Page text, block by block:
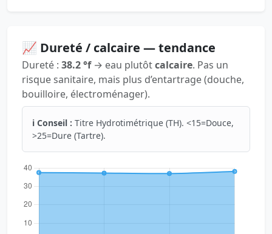
📈 Dureté / calcaire — tendance
Dureté : 38.2 °f→ eau plutôtcalcaire. Pas un
risque sanitaire, mais plus d’entartrage (douche,
bouilloire, électroménager).
ℹ️ Conseil : Titre Hydrotimétrique (TH). <15=Douce,
>25=Dure (Tartre).